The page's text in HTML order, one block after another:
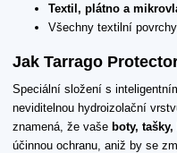
Textil, plátno a
Všechny textilní
Jak Tarrago
Speciální složení s
neviditelnou hydroizolační
znamená, že vaše boty,
účinnou ochranu, aniž by se